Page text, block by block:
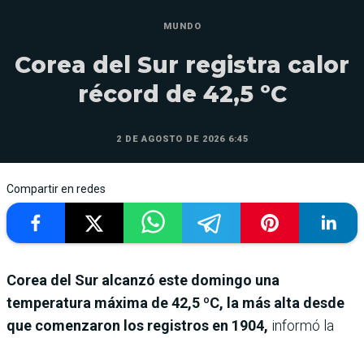
MUNDO
Corea del Sur registra calor
récord de 42,5 ºC
2 DE AGOSTO DE 2026 6:45
Compartir en redes
Corea del Sur alcanzó este domingo una
temperatura máxima de 42,5 ºC, la más alta desde
que comenzaron los registros en 1904, informó la